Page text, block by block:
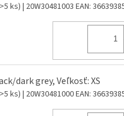
ks) | 20W30481003 EAN:
dark grey, Veľkosť: XS
ks) | 20W30481000EAN: